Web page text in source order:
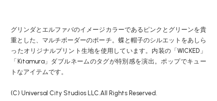
グリンダとエルファバのイメージカラーであるピンクとグリーンを貴
重とした、マルチボーダーのポーチ。蝶と帽子のシルエットをあしら
ったオリジナルプリント生地を使用しています。内装の「WICKED」
「Kitamura」ダブルネームのタグが特別感を演出。ポップでキュー
トなアイテムです。
(C) Universal City Studios LLC.All Rights Reserved.